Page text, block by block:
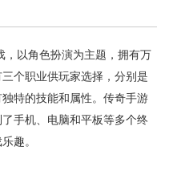
以角色扮演为主题，拥有万
个职业供玩家选择，分别是
特的技能和属性。传奇手游
手机、电脑和平板等多个终
趣。